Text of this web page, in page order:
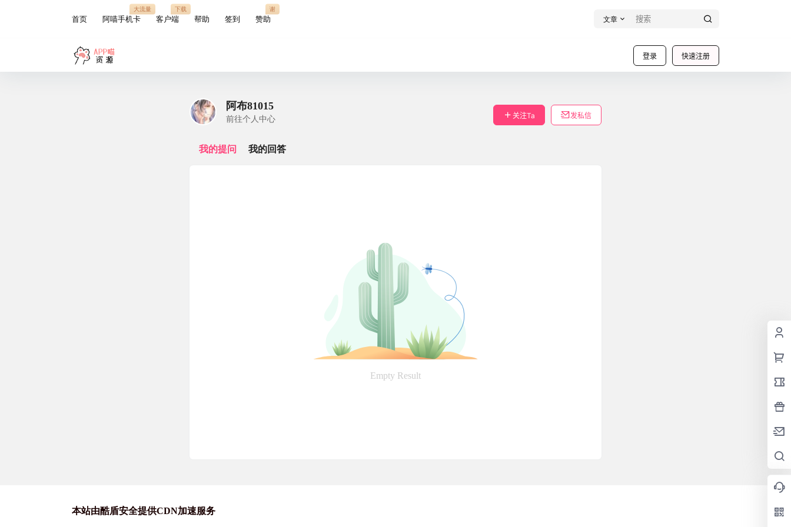
首页 阿喵手机卡
大流量
客户端
下载
帮助 签到 赞助
谢
文章
登录 快速注册
阿布81015
前往个人中心 关注Ta 发私信
我的提问 我的回答
Empty Result
本站由酷盾安全提供CDN加速服务